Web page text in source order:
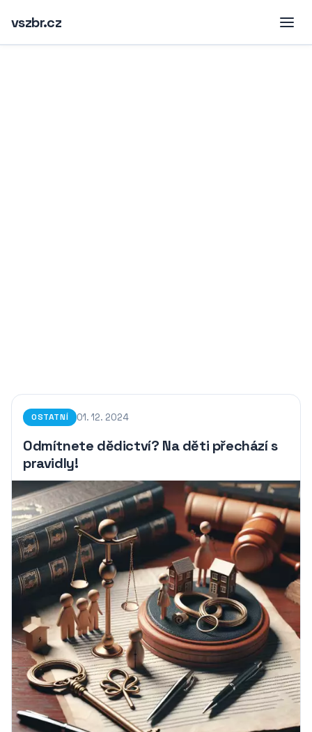
vszbr.cz
OSTATNÍ 01. 12. 2024
Odmítnete dědictví? Na děti přechází s
pravidly!